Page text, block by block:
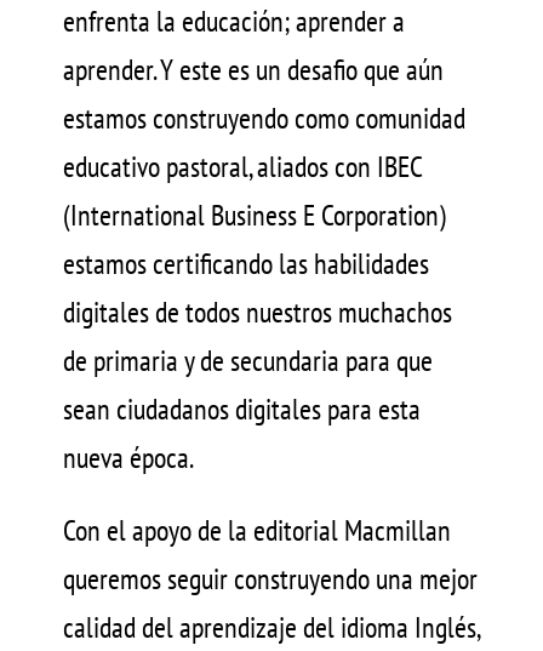
enfrenta la educación; aprender a
aprender. Y este es un desafio que aún
estamos construyendo como comunidad
educativo pastoral, aliados con IBEC
(International Business E Corporation)
estamos certificando las habilidades
digitales de todos nuestros muchachos
de primaria y de secundaria para que
sean ciudadanos digitales para esta
nueva época.
Con el apoyo de la editorial Macmillan
queremos seguir construyendo una mejor
calidad del aprendizaje del idioma Inglés,